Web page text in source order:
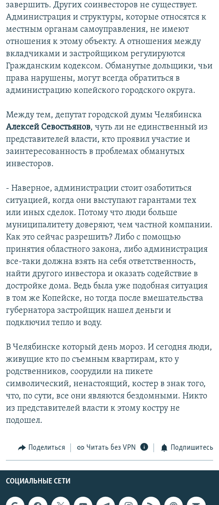
завершить. Других соинвесторов не существует.
Администрация и структуры, которые относятся к
местным органам самоуправления, не имеют
отношения к этому объекту. А отношения между
вкладчиками и застройщиком регулируются
Гражданским кодексом. Обманутые дольщики, чьи
права нарушены, могут всегда обратиться в
администрацию копейского городского округа.
Между тем, депутат городской думы Челябинска
Алексей Севостьянов, чуть ли не единственный из
представителей власти, кто проявил участие и
заинтересованность в проблемах обманутых
инвесторов.
- Наверное, администрации стоит озаботиться
ситуацией, когда они выступают гарантами тех
или иных сделок. Потому что люди больше
муниципалитету доверяют, чем частной компании.
Как это сейчас разрешить? Либо с помощью
принятия областного закона, либо администрация
все-таки должна взять на себя ответственность,
найти другого инвестора и оказать содействие в
достройке дома. Ведь была уже подобная ситуация
в том же Копейске, но тогда после вмешательства
губернатора застройщик нашел деньги и
подключил тепло и воду.
В Челябинске который день мороз. И сегодня люди,
живущие кто по съемным квартирам, кто у
родственников, соорудили на пикете
символический, ненастоящий, костер в знак того,
что, по сути, все они являются бездомными. Никто
из представителей власти к этому костру не
подошел.
Поделиться Читать без VPN Подпишитесь
СОЦИАЛЬНЫЕ СЕТИ